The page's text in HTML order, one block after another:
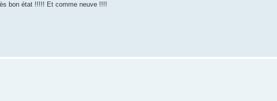
bon état !!!!! Et comme neuve !!!!